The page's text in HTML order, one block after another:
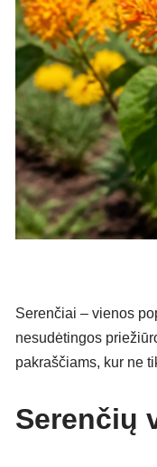
Serenčiai – vienos
nesudėtingos
pakraščiams, kur ne
Serenčių